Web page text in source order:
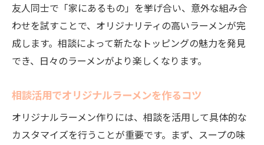
友人同士で「家にあるもの」を挙げ合い、意外な組み合
わせを試すことで、オリジナリティの高いラーメンが完
成します。相談によって新たなトッピングの魅力を発見
でき、日々のラーメンがより楽しくなります。
相談活用でオリジナルラーメンを作るコツ
オリジナルラーメン作りには、相談を活用して具体的な
カスタマイズを行うことが重要です。まず、スープの味